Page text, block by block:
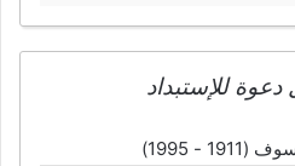
للإستبداد
- 1995)